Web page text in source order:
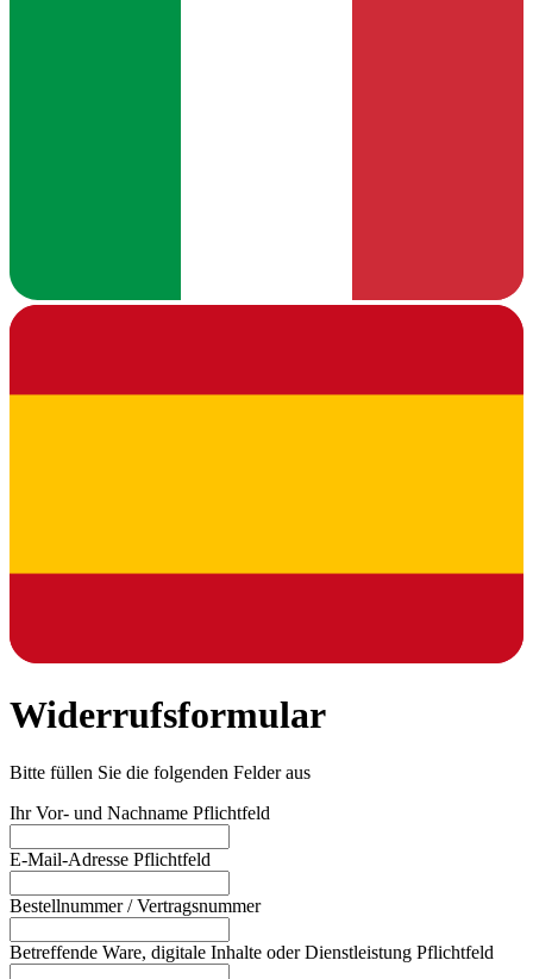
Widerrufsformular
Bitte füllen Sie die folgenden Felder aus
Ihr Vor- und Nachname Pflichtfeld
E-Mail-Adresse Pflichtfeld
Bestellnummer / Vertragsnummer
Betreffende Ware, digitale Inhalte oder Dienstleistung Pflichtfeld